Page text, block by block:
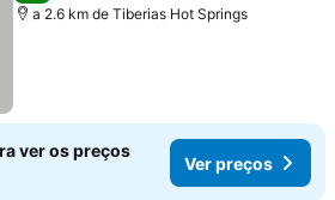
a 2.6 km de Tiberias Hot Springs
ver os preços
Ver preços